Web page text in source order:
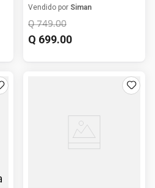
Vendido por Siman
Q 749.00
Q 699.00